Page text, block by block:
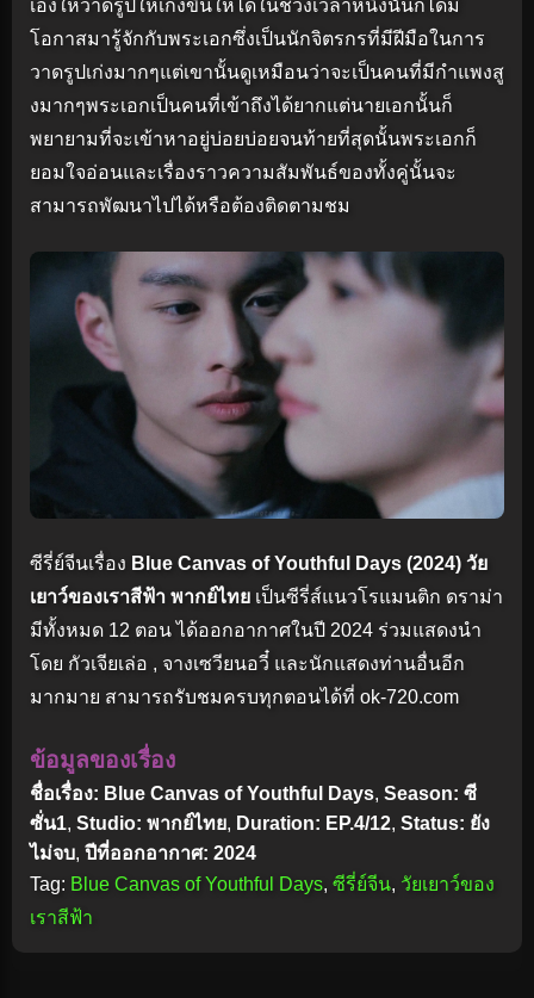
เองให้วาดรูปให้เก่งขึ้นให้ได้ในช่วงเวลาหนึ่งนั้นก็ได้มี
โอกาสมารู้จักกับพระเอกซึ่งเป็นนักจิตรกรที่มีฝีมือในการ
วาดรูปเก่งมากๆแต่เขานั้นดูเหมือนว่าจะเป็นคนที่มีกำแพงสู
งมากๆพระเอกเป็นคนที่เข้าถึงได้ยากแต่นายเอกนั้นก็
พยายามที่จะเข้าหาอยู่บ่อยบ่อยจนท้ายที่สุดนั้นพระเอกก็
ยอมใจอ่อนและเรื่องราวความสัมพันธ์ของทั้งคู่นั้นจะ
สามารถพัฒนาไปได้หรือต้องติดตามชม
ซีรี่ย์จีนเรื่อง Blue Canvas of Youthful Days (2024) วัย
เยาว์ของเราสีฟ้า พากย์ไทย เป็นซีรี่ส์แนวโรแมนติก ดราม่า
มีทั้งหมด 12 ตอน ได้ออกอากาศในปี 2024 ร่วมแสดงนำ
โดย กัวเจียเล่อ , จางเซวียนอวี๋ และนักแสดงท่านอื่นอีก
มากมาย สามารถรับชมครบทุกตอนได้ที่ ok-720.com
ข้อมูลของเรื่อง
ชื่อเรื่อง: Blue Canvas of Youthful Days, Season: ซี
ซั่น1, Studio: พากย์ไทย, Duration: EP.4/12, Status: ยัง
ไม่จบ, ปีที่ออกอากาศ: 2024
Tag: Blue Canvas of Youthful Days, ซีรี่ย์จีน, วัยเยาว์ของ
เราสีฟ้า